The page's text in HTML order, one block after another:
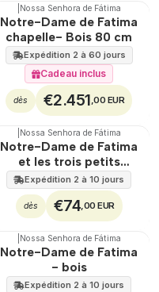
🇵🇹
TOP
Nossa Senhora de Fátima
Notre-Dame de Fatima
chapelle- Bois 80 cm
Expédition 2 à 60 jours
Cadeau inclus
dès €2.451,00 EUR
Nossa Senhora de Fátima
Notre-Dame de Fatima
et les trois petits
bergers - bois
Expédition 2 à 10 jours
dès €74,00 EUR
Nossa Senhora de Fátima
Notre-Dame de Fatima
- bois
Expédition 2 à 10 jours